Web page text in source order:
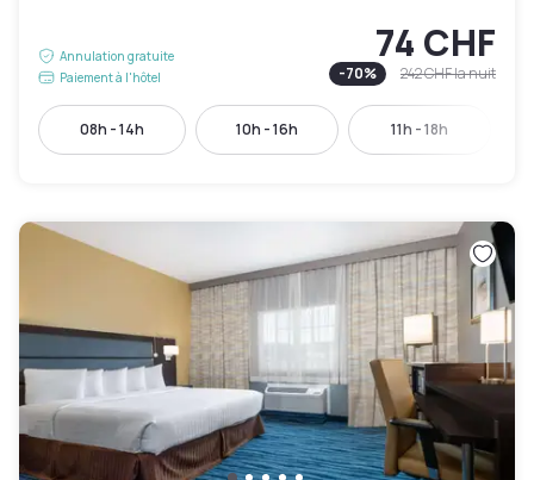
Annulation gratuite
Paiement à l'hôtel
74 CHF
-70% 242 CHFla nuit
08h - 14h 10h - 16h 11h - 18h